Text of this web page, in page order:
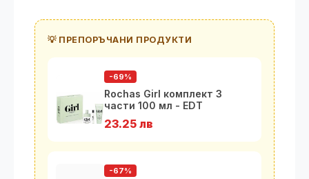
💡 ПРЕПОРЪЧАНИ ПРОДУКТИ
-69%
Rochas Girl комплект 3
части 100 мл - EDT
23.25 лв
-67%